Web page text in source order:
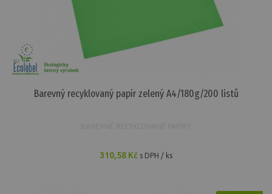
Barevný recyklovaný papír zelený A4/180g/200 listů
310,58 Kč s DPH / ks